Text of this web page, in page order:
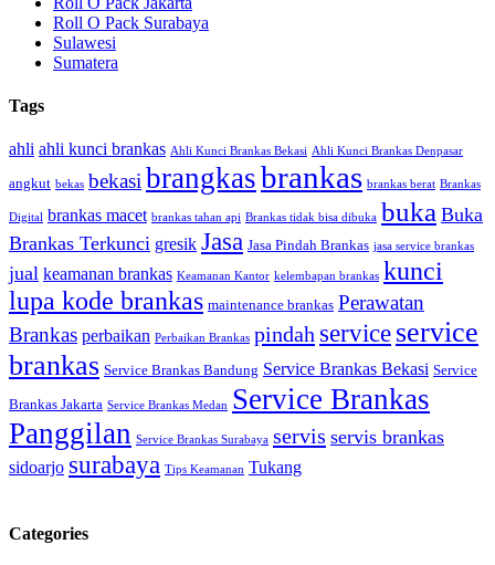
Roll O Pack Surabaya
Sulawesi
Sumatera
Tags
ahli ahli kunci brankas Ahli Kunci Brankas Bekasi Ahli Kunci Brankas Denpasar
angkut bekas bekasibrangkasbrankas brankas berat Brankas
Digital brankas macet brankas tahan api Brankas tidak bisa dibuka buka Buka
Brankas Terkunci gresik Jasa Jasa Pindah Brankas jasa service brankas
jual keamanan brankas Keamanan Kantor kelembapan brankas kunci
lupa kode brankas maintenance brankas Perawatan
Brankas perbaikan Perbaikan Brankas pindah service service
brankas Service Brankas Bandung Service Brankas Bekasi Service
Brankas Jakarta Service Brankas Medan Service Brankas
Panggilan Service Brankas Surabaya servis servis brankas
sidoarjo surabaya Tips Keamanan Tukang
Categories